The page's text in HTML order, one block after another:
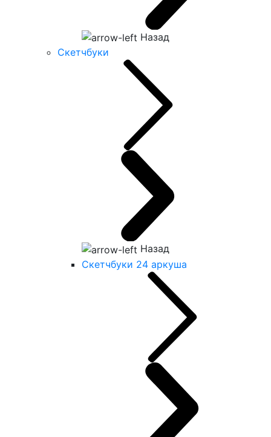
Назад
Скетчбуки
Назад
Скетчбуки 24 аркуша